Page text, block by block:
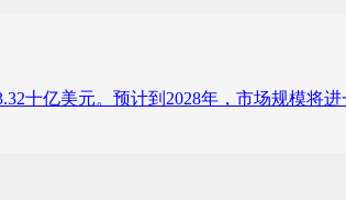
十亿美元。预计到2028年，市场规模将